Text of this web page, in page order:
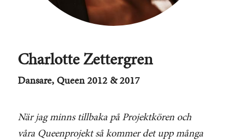
Charlotte Zettergren
Dansare, Queen 2012 & 2017
När jag minns tillbaka på Projektkören och
våra Queenprojekt så kommer det upp många